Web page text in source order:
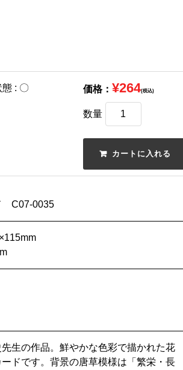
: 〇 価格： ¥264(税込)
数量
C07-0035
生の作品。鮮やかな色彩で描かれた花
ドです。背景の唐草模様は「繁栄・長